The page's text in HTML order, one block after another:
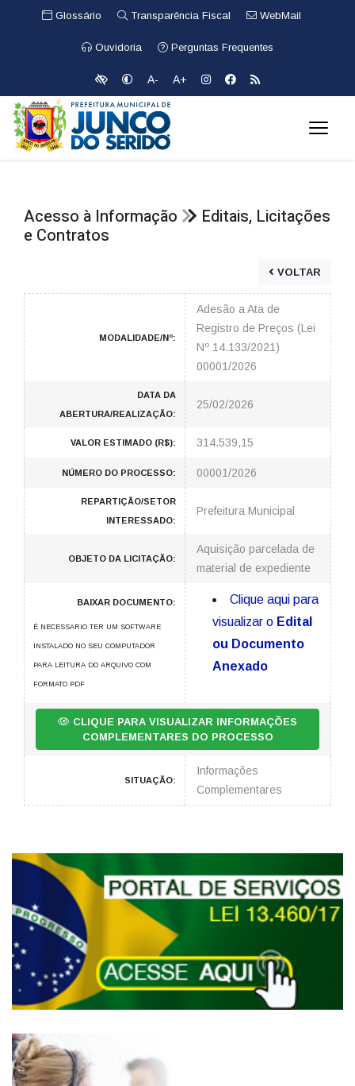
Glossário Transparência Fiscal WebMail
Ouvidoria Perguntas Frequentes
A- A+
Acesso à Informação
Editais, Licitações
e Contratos
VOLTAR
MODALIDADE/Nº:
Adesão a Ata de
Registro de Preços (Lei
Nº 14.133/2021)
00001/2026
DATA DA
ABERTURA/REALIZAÇÃO:
25/02/2026
VALOR ESTIMADO (R$): 314.539,15
NÚMERO DO PROCESSO: 00001/2026
REPARTIÇÃO/SETOR
INTERESSADO:
Prefeitura Municipal
OBJETO DA LICITAÇÃO:
Aquisição parcelada de
material de expediente
BAIXAR DOCUMENTO:
É NECESSARIO TER UM SOFTWARE
INSTALADO NO SEU COMPUTADOR
PARA LEITURA DO ARQUIVO COM
FORMATO PDF
Clique aqui para
visualizar o Edital
ou Documento
Anexado
CLIQUE PARA VISUALIZAR INFORMAÇÕES
COMPLEMENTARES DO PROCESSO
SITUAÇÃO:
Informações
Complementares